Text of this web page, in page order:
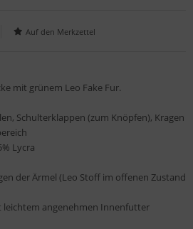
mit grünem Leo Fake Fur.
Schulterklappen (zum Knöpfen), Kragen
Lycra
der Ärmel (Leo Stoff im offenen Zustand
leichtem angenehmen Innenfutter